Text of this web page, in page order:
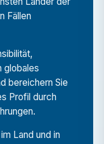
wird Ihnen
und
von
persönlich
des
Fällen
globales
bereichern Sie
Profil durch
Land und in